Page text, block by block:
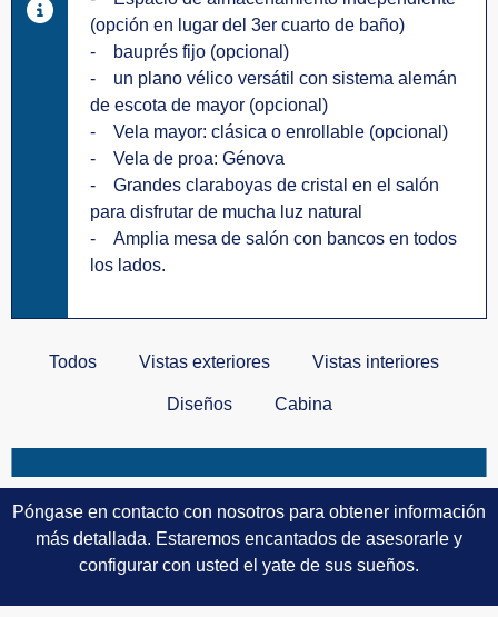
(opción en lugar del 3er cuarto de baño)
- bauprés fijo (opcional)
- un plano vélico versátil con sistema alemán
de escota de mayor (opcional)
- Vela mayor: clásica o enrollable (opcional)
- Vela de proa: Génova
- Grandes claraboyas de cristal en el salón
para disfrutar de mucha luz natural
- Amplia mesa de salón con bancos en todos
los lados.
Todos Vistas exteriores Vistas interiores
Diseños Cabina
Póngase en contacto con nosotros para obtener información
más detallada. Estaremos encantados de asesorarle y
configurar con usted el yate de sus sueños.